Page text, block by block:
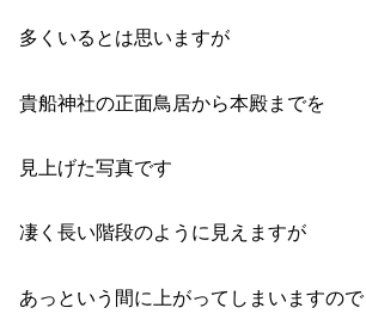
多くいるとは思いますが
貴船神社の正面鳥居から本殿までを
見上げた写真です
凄く長い階段のように見えますが
あっという間に上がってしまいますので